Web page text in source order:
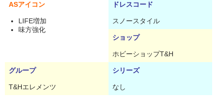
ASアイコン ドレスコード
LIFE増加
味方強化
スノースタイル
ショップ
ホビーショップT&H
グループ シリーズ
T&Hエレメンツ なし